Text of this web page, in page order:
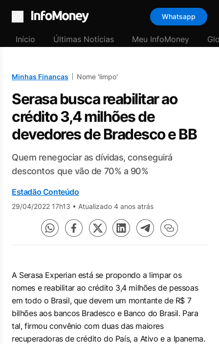
Menu
Whatsapp
Início Últimas Notícias Meu InfoMoney
Minhas Finanças Nome 'limpo'
Serasa busca reabilitar ao
crédito 3,4 milhões de
devedores de Bradesco e BB
Quem renegociar as dívidas, conseguirá
descontos que vão de 70% a 90%
Estadão Conteúdo
29/04/2022 17h13 • Atualizado 4 anos atrás
A Serasa Experian está se propondo a limpar os
nomes e reabilitar ao crédito 3,4 milhões de pessoas
em todo o Brasil, que devem um montante de R$ 7
bilhões aos bancos Bradesco e Banco do Brasil. Para
tal, firmou convênio com duas das maiores
recuperadoras de crédito do País, a Ativo e a Ipanema.